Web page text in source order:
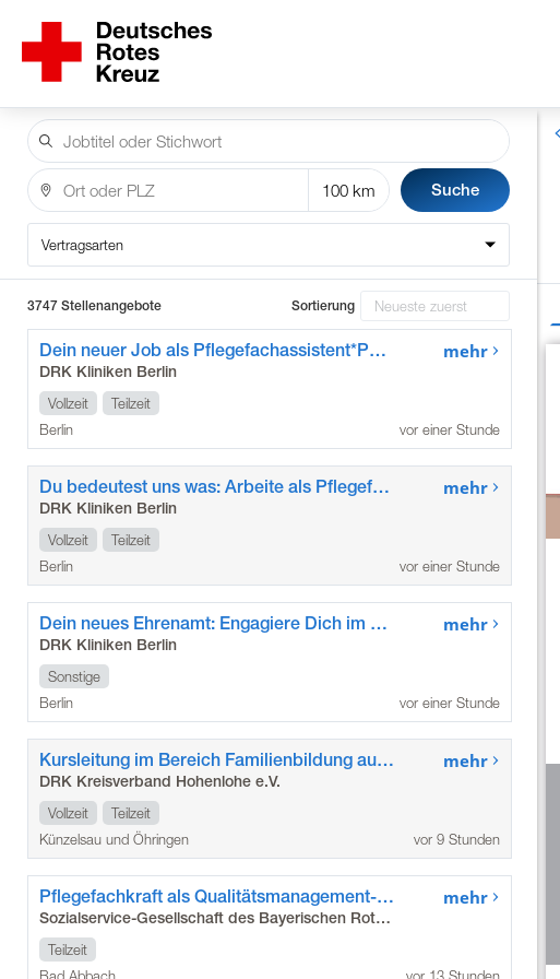
Suche
Vertragsarten
3747 Stellenangebote Sortierung
Dein neuer Job als Pflegefachassistent*Pflegefachassistentin im Kunstkrankenhaus
DRK Kliniken Berlin
Vollzeit
Teilzeit
Berlin
mehr
vor einer Stunde
Du bedeutest uns was: Arbeite als Pflegefachkraft / Pflegefachfrau*mann in den DRK Kliniken Berlin Köpenick
DRK Kliniken Berlin
Vollzeit
Teilzeit
Berlin
mehr
vor einer Stunde
Dein neues Ehrenamt: Engagiere Dich im Besuchsdienst „Die Zeitschenker*innen“ der DRK Kliniken Berlin Köpenick
DRK Kliniken Berlin
Sonstige
Berlin
mehr
vor einer Stunde
Kursleitung im Bereich Familienbildung auf geringfügiger Beschäftigung (m/w/d) für den Standort Öhringen
DRK Kreisverband Hohenlohe e.V.
Vollzeit
Teilzeit
Künzelsau und Öhringen
mehr
vor 9 Stunden
Pflegefachkraft als Qualitätsmanagement-Beauftragte*r (m/w/d)
Sozialservice-Gesellschaft des Bayerischen Roten Kreuzes GmbH
Teilzeit
mehr